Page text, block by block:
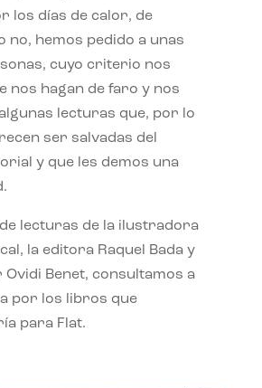
los días de calor, de
no, hemos pedido a unas
cuyo criterio nos
nos hagan de faro y nos
lecturas que, por lo
ser salvadas del
y que les demos una
lecturas de la ilustradora
la editora Raquel Bada y
Ovidi Benet, consultamos a
por los libros que
para Flat.